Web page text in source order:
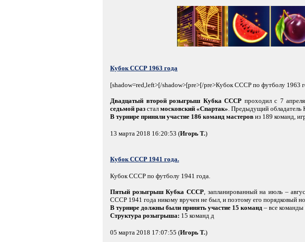
Кубок СССР 1963 года
[shadow=red,left>[/shadow>[pre>[/pre>Кубок СССР по футболу 1963
Двадцатый второй розыгрыш Кубка СССР проходил с 7
седьмой раз стал московский «Спартак» . Предыдущий обладатель
В турнире приняли участие 186 команд мастеров из 189 команд,
13 марта 2018 16:20:53 (Игорь Т.)
Кубок СССР 1941 года.
Кубок СССР по футболу 1941 года.
Пятый розыгрыш Кубка СССР , запланированный на июль –
СССР 1941 года никому вручен не был, и поэтому его порядковый
В турнире должны были принять участие 15 команд – все команды
Структура розыгрыша: 15 команд д
05 марта 2018 17:07:55 (Игорь Т.)